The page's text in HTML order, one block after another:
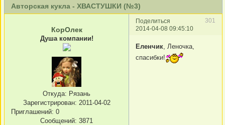
Авторская кукла - ХВАСТУШКИ (№3)
Поделиться
301
2014-04-08 09:45:10
КорОлек
Душа компании!
Откуда: Рязань
Зарегистрирован: 2011-04-02
Приглашений: 0
Сообщений: 3871
Еленчик , Леночка,
спасибки!